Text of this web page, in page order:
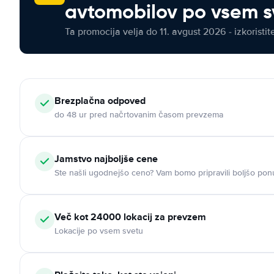
avtomobilov po vsem
Ta promocija velja do 11. avgust 2026 -
Brezplačna odpoved
do 48 ur pred načrtovanim časom prevzema
Jamstvo najboljše cene
Ste našli ugodnejšo ceno? Vam bomo pripravili boljšo
Več kot 24000 lokacij za prevzem
Lokacije po vsem svetu